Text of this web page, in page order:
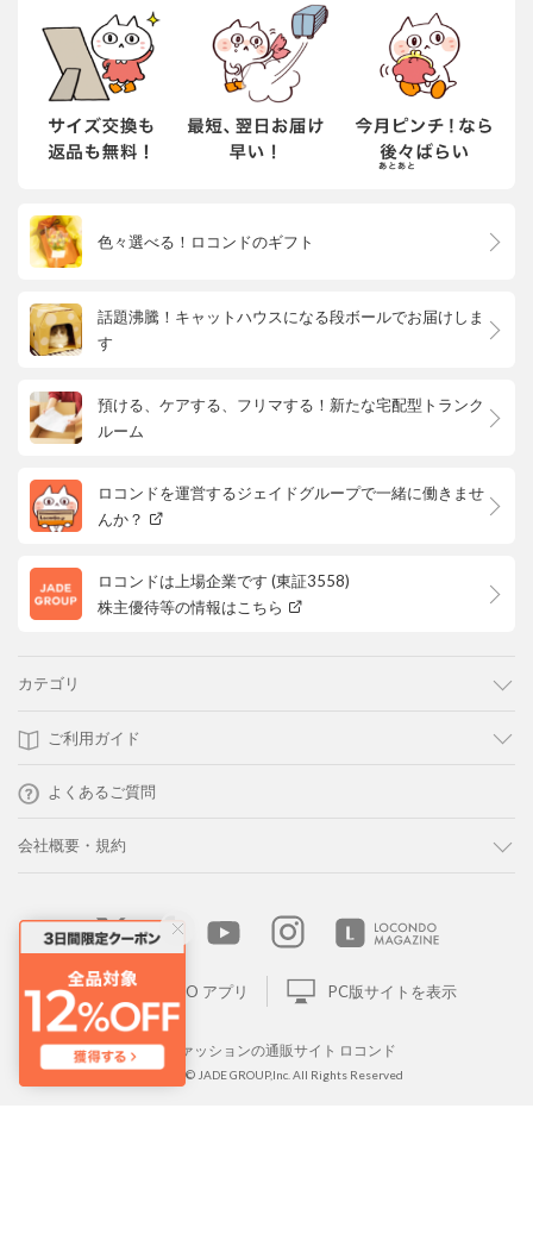
色々選べる！ロコンドのギフト
話題沸騰！キャットハウスになる段ボールでお届けしま
す
預ける、ケアする、フリマする！新たな宅配型トランク
ルーム
ロコンドを運営するジェイドグループで一緒に働きませ
んか？
ロコンドは上場企業です (東証3558)
株主優待等の情報はこちら
カテゴリ
ご利用ガイド
よくあるご質問
会社概要・規約
LOCONDO アプリ PC版サイトを表示
靴とファッションの通販サイト ロコンド
Copyright © JADE GROUP,Inc. All Rights Reserved